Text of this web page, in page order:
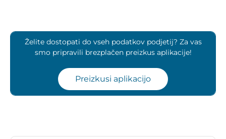
Želite dostopati do vseh podatkov podjetij? Za vas
smo pripravili brezplačen preizkus aplikacije!
Preizkusi aplikacijo